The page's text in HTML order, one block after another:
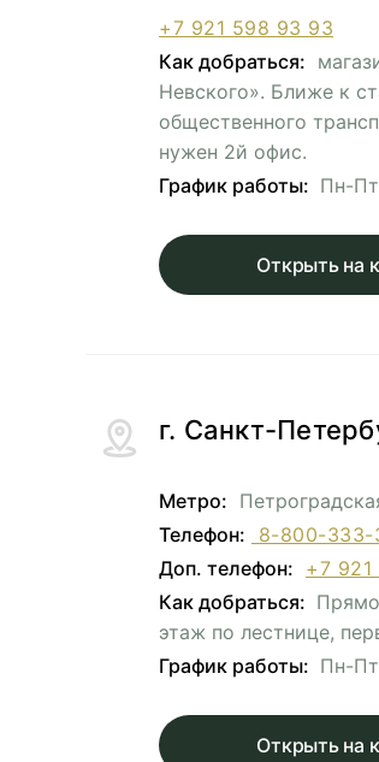
+7 921 598 93 93
Как добраться:
Невского». Ближе к
общественного
нужен 2й офис.
График работы: Пн-
Открыть на
г. Санкт-
Метро:
Телефон:
8-800-333-
Доп. телефон: +7
Как добраться:
этаж по лестнице,
График работы: Пн-
Открыть на